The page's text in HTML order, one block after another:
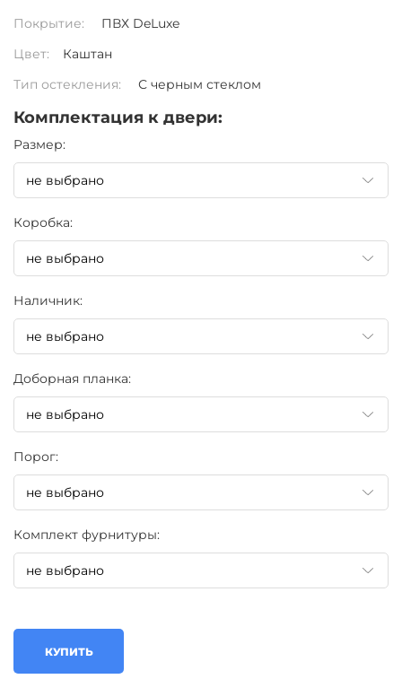
Покрытие:
ПВХ DeLuxe
Цвет:
Каштан
Тип остекления:
С черным стеклом
Комплектация к двери:
Pазмер:
Коробка:
Наличник:
Доборная планка:
Порог:
Комплект фурнитуры:
КУПИТЬ